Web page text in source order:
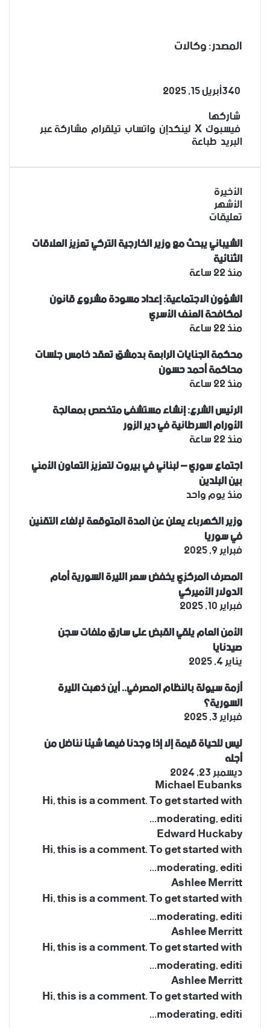
المصدر: وكالات
أبريل 15, 2025
فيسبوك
‫X
لينكدإن
واتساب
تيلقرام
شاركها
فيسبوك‫Xلينكدإنواتسابتيلقراممشاركة عبر البريدطباعة
الأخيرة
الأشهر
تعليقات
الشيباني يبحث مع وزير الخارجية التركي تعزيز العلاقات
الثنائية
منذ 22 ساعة
الشؤون الاجتماعية: إعداد مسودة مشروع قانون
لمكافحة العنف الأسري ‏
منذ 22 ساعة
محكمة الجنايات الرابعة بدمشق تعقد خامس جلسات
محاكمة أحمد حسون
منذ 22 ساعة
الرئيس الشرع: إنشاء ‌‏مستشفى متخصص بمعالجة
الأورام السرطانية في دير الزور
منذ 22 ساعة
اجتماع سوري – لبناني في بيروت لتعزيز التعاون ‏الأمني
‏بين البلدين
منذ يوم واحد
وزير الكهرباء يعلن عن المدة المتوقعة لإلغاء التقنين
في سوريا
فبراير 9, 2025
المصرف المركزي يخفض سعر الليرة السورية أمام
الدولار الأميركي
فبراير 10, 2025
الأمن العام يلقي القبض على سارق ملفات سجن
صيدنايا
يناير 4, 2025
أزمة سيولة بالنظام المصرفي.. أين ذهبت الليرة
السورية؟
فبراير 3, 2025
ليس للحياة قيمة إلا إذا وجدنا فيها شيئا نناضل من
أجله
ديسمبر 23, 2024
Michael Eubanks
Hi, this is a comment. To get started with
moderating, editi...
Edward Huckaby
Hi, this is a comment. To get started with
moderating, editi...
Ashlee Merritt
Hi, this is a comment. To get started with
moderating, editi...
Ashlee Merritt
Hi, this is a comment. To get started with
moderating, editi...
Ashlee Merritt
Hi, this is a comment. To get started with
moderating, editi...